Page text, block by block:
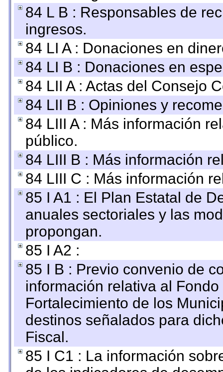
84 L B : Responsables de
ingresos.
84 LI A : Donaciones en
84 LI B : Donaciones en
84 LII A : Actas del Consejo
84 LII B : Opiniones y
84 LIII A : Más información
público.
84 LIII B : Más información
84 LIII C : Más información
85 I A1 : El Plan Estatal de
anuales sectoriales y las
propongan.
85 I A2 :
85 I B : Previo convenio de
información relativa al
Fortalecimiento de los
destinos señalados para
Fiscal.
85 I C1 : La información